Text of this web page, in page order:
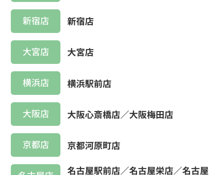
新宿店 新宿店
大宮店 大宮店
横浜店 横浜駅前店
大阪店 大阪心斎橋店／大阪梅田店
京都店 京都河原町店
名古屋駅前店／名古屋栄店／名古屋